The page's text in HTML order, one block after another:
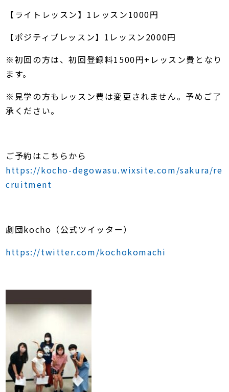
【ライトレッスン】1レッスン1000円
【ポジティブレッスン】1レッスン2000円
​※初回の方は、初回登録料1500円+レッスン費となり
ます。
​※見学の方もレッスン費は変更されません。予めご了
承ください。
ご予約はこちらから
https://kocho-degowasu.wixsite.com/sakura/re
cruitment
劇団kocho（公式ツイッター）
https://twitter.com/kochokomachi